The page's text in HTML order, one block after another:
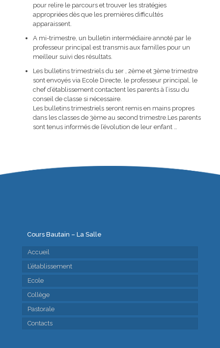
pour relire le parcours et trouver les stratégies
appropriées dès que les premières difficultés
apparaissent.
A mi-trimestre, un bulletin intermédiaire annoté par le
professeur principal est transmis aux familles pour un
meilleur suivi des résultats.
Les bulletins trimestriels du 1er , 2ème et 3ème trimestre
sont envoyés via Ecole Directe, le professeur principal, le
chef d’établissement contactent les parents à l’issu du
conseil de classe si nécessaire.
Les bulletins trimestriels seront remis en mains propres
dans les classes de 3ème au second trimestre.Les parents
sont tenus informés de l’évolution de leur enfant …
Cours Bautain – La Salle
Accueil
L’établissement
Ecole
Collège
Pastorale
Contacts